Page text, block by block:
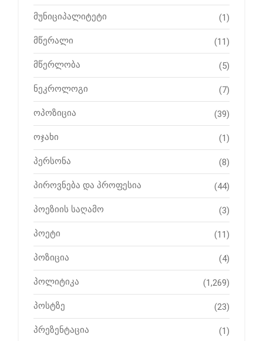
მუნიციპალიტეტი (1)
მწერალი (11)
მწერლობა (5)
ნეკროლოგი (7)
ოპოზიცია (39)
ოჯახი (1)
პერსონა (8)
პიროვნება და პროფესია (44)
პოეზიის საღამო (3)
პოეტი (11)
პოზიცია (4)
პოლიტიკა (1,269)
პოსტზე (23)
პრეზენტაცია (1)